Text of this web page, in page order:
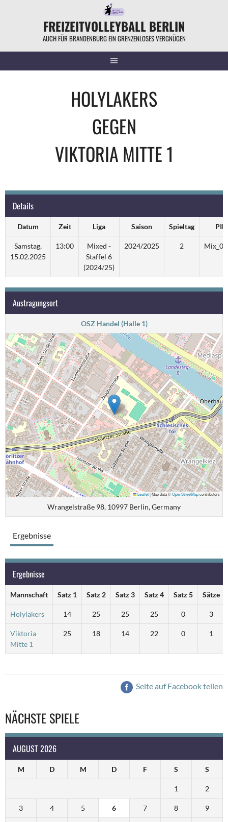
FREIZEITVOLLEYBALL BERLIN
AUCH FÜR BRANDENBURG EIN GRENZENLOSES VERGNÜGEN
HOLYLAKERS
GEGEN
VIKTORIA MITTE 1
Details
Datum Zeit Liga Saison Spieltag PIN
Samstag,
15.02.2025
13:00
Mixed -
Staffel 6
(2024/25)
2024/2025 2
Austragungsort
OSZ Handel (Halle 1)
Leaflet|Map data ©OpenStreetMapcontributors
Wrangelstraße 98, 10997 Berlin, Germany
Ergebnisse
Ergebnisse
Mannschaft Satz 1 Satz 2 Satz 3 Satz 4 Satz 5 Sätze
Holylakers 14 25 25 25 0 3
Viktoria
Mitte 1
25 18 14 22 0 1
Seite auf Facebook teilen
NÄCHSTE SPIELE
AUGUST 2026
M D M D F S S
1 2
3 4 5 6 7 8 9